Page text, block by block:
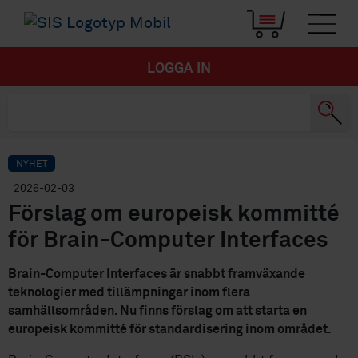
LOGGA IN
NYHET
· 2026-02-03
Förslag om europeisk kommitté
för Brain-Computer Interfaces
Brain-Computer Interfaces är snabbt framväxande
teknologier med tillämpningar inom flera
samhällsområden. Nu finns förslag om att starta en
europeisk kommitté för standardisering inom området.